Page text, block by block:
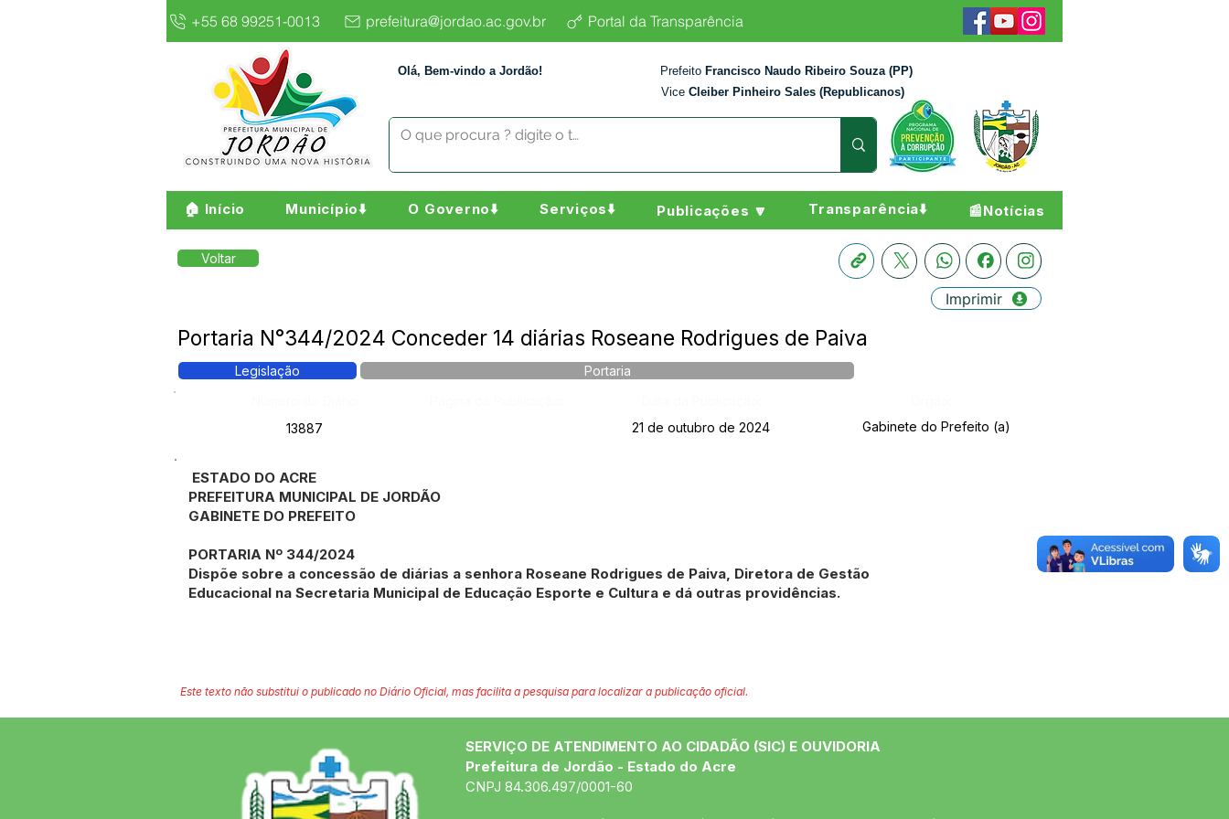
+55 68 99251-0013 prefeitura@jordao.ac.gov.br Portal da Transparência
Olá, Bem-vindo a Jordão! Prefeito Francisco Naudo Ribeiro Souza (PP)
Vice Cleiber Pinheiro Sales (Republicanos)
🏠 Início Município⬇️ O Governo⬇️ Serviços⬇️ Publicações 🔽 Transparência⬇️ 📰Notícias
Voltar
Imprimir
Portaria N°344/2024 Conceder 14 diárias Roseane Rodrigues de Paiva
Legislação
Portaria
13887
21 de outubro de 2024 Gabinete do Prefeito (a)
ESTADO DO ACRE
PREFEITURA MUNICIPAL DE JORDÃO
GABINETE DO PREFEITO
PORTARIA Nº 344/2024
Dispõe sobre a concessão de diárias a senhora Roseane Rodrigues de Paiva, Diretora de Gestão
Educacional na Secretaria Municipal de Educação Esporte e Cultura e dá outras providências.
Este texto não substitui o publicado no Diário Oficial, mas facilita a pesquisa para localizar a publicação oficial.
SERVIÇO DE ATENDIMENTO AO CIDADÃO (SIC) E OUVIDORIA
Prefeitura de Jordão - Estado do Acre
CNPJ 84.306.497/0001-60